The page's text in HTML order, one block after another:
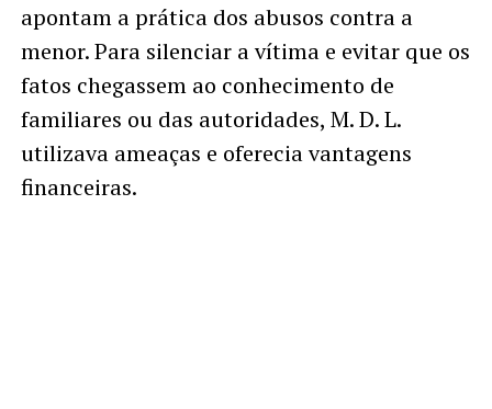
apontam a prática dos abusos contra a
menor. Para silenciar a vítima e evitar que os
fatos chegassem ao conhecimento de
familiares ou das autoridades, M. D. L.
utilizava ameaças e oferecia vantagens
financeiras.